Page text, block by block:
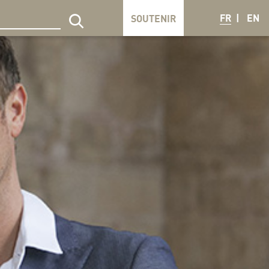
sur le site SOUTENIR FR EN